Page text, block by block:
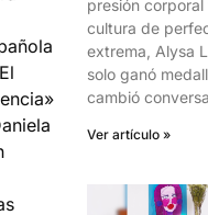
presión corporal
cultura de
extrema, Alysa
solo ganó
cambió
Ver artículo »